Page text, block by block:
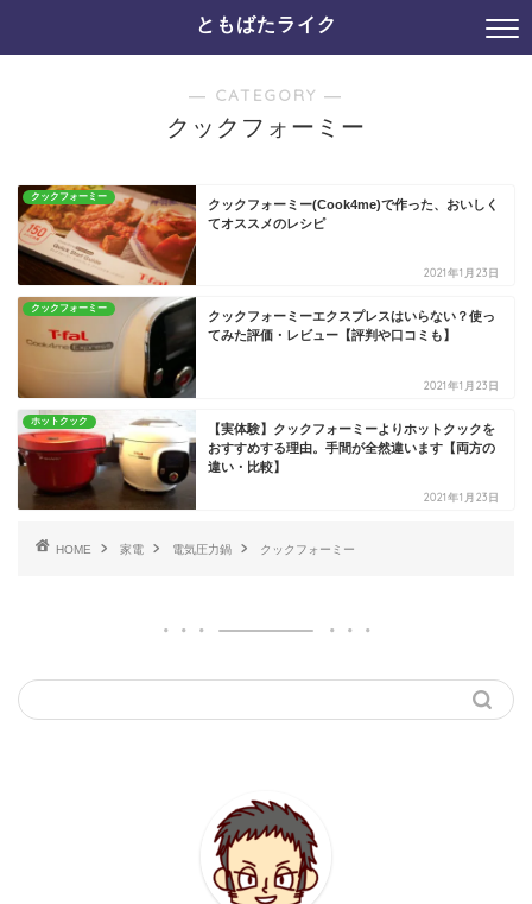
ともばたライク
― CATEGORY ―
クックフォーミー
クックフォーミー
クックフォーミー(Cook4me)で作った、おいしく
てオススメのレシピ
2021年1月23日
クックフォーミー
クックフォーミーエクスプレスはいらない？使っ
てみた評価・レビュー【評判や口コミも】
2021年1月23日
ホットクック
【実体験】クックフォーミーよりホットクックを
おすすめする理由。手間が全然違います【両方の
違い・比較】
2021年1月23日
HOME 家電 電気圧力鍋 クックフォーミー